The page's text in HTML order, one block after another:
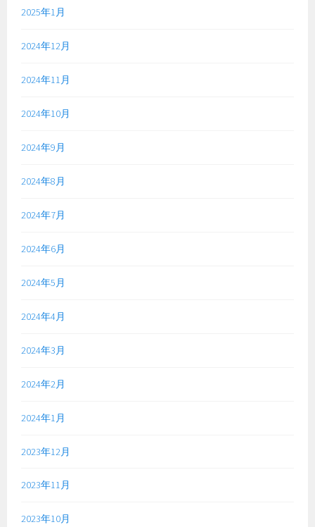
2025年1月
2024年12月
2024年11月
2024年10月
2024年9月
2024年8月
2024年7月
2024年6月
2024年5月
2024年4月
2024年3月
2024年2月
2024年1月
2023年12月
2023年11月
2023年10月